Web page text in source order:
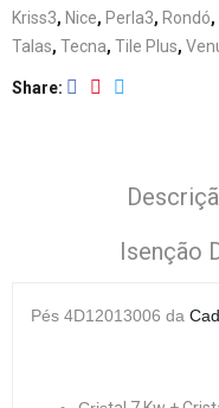
Kriss3, Nice, Perla3, Rondó,
Talas, Tecna, Tile Plus,
Share
Isenção
Pés 4D12013006 da